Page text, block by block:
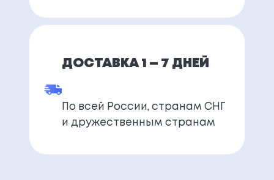
ДОСТАВКА 1 — 7 ДНЕЙ
По всей России, странам СНГ
и дружественным странам